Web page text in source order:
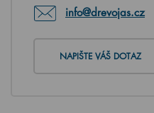
info@drevojas.cz
NAPIŠTE VÁŠ DOTAZ